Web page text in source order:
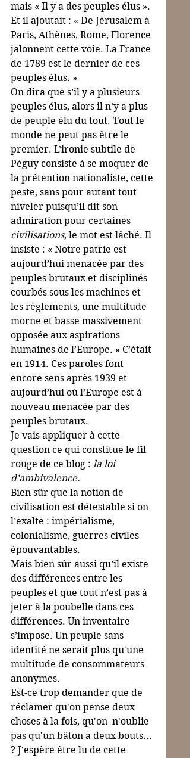
mais « Il y a des peuples élus ».
Et il ajoutait : « De Jérusalem à
Paris, Athènes, Rome, Florence
jalonnent cette voie. La France
de 1789 est le dernier de ces
peuples élus. »
On dira que s’il y a plusieurs
peuples élus, alors il n’y a plus
de peuple élu du tout. Tout le
monde ne peut pas être le
premier. L’ironie subtile de
Péguy consiste à se moquer de
la prétention nationaliste, cette
peste, sans pour autant tout
niveler puisqu’il dit son
admiration pour certaines
civilisations, le mot est lâché. Il
insiste : « Notre patrie est
aujourd’hui menacée par des
peuples brutaux et disciplinés
courbés sous les machines et
les règlements, une multitude
morne et basse massivement
opposée aux aspirations
humaines de l’Europe. » C’était
en 1914. Ces paroles font
encore sens après 1939 et
aujourd’hui où l’Europe est à
nouveau menacée par des
peuples brutaux.
Je vais appliquer à cette
question ce qui constitue le fil
rouge de ce blog : la loi
d’ambivalence.
Bien sûr que la notion de
civilisation est détestable si on
l’exalte : impérialisme,
colonialisme, guerres civiles
épouvantables.
Mais bien sûr aussi qu’il existe
des différences entre les
peuples et que tout n’est pas à
jeter à la poubelle dans ces
différences. Un inventaire
s’impose. Un peuple sans
identité ne serait plus qu'une
multitude de consommateurs
anonymes.
Est-ce trop demander que de
réclamer qu'on pense deux
choses à la fois, qu'on  n'oublie
pas qu'un bâton a deux bouts...
? J'espère être lu de cette